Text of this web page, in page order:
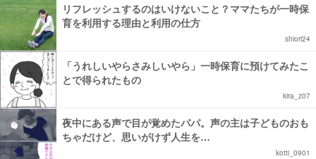
リフレッシュするのはいけないこと？ママたちが一時保
育を利用する理由と利用の仕方
shiori24
「うれしいやらさみしいやら」一時保育に預けてみたこ
とで得られたもの
kira_z07
夜中にある声で目が覚めたパパ。声の主は子どものおも
ちゃだけど、思いがけず人生を…
kotti_0901